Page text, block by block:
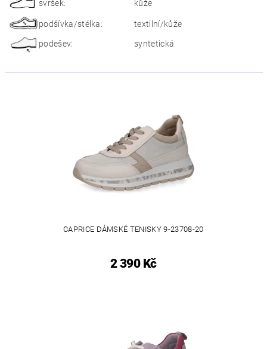
svršek:
kůže
podšívka/stélka: textilní/kůže
podešev: syntetická
CAPRICE DÁMSKÉ TENISKY 9-23708-20
2 390 Kč